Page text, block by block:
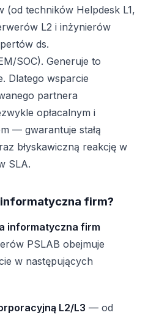
(od techników Helpdesk L1,
L2 i inżynierów
ds.
SOC). Generuje to
Dlatego wsparcie
partnera
opłacalnym i
— gwarantuje stałą
błyskawiczną reakcję w
SLA.
informatyczna firm?
informatyczna firm
PSLAB obejmuje
w następujących
L2/L3 — od